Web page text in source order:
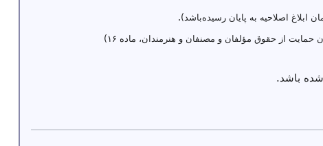
ابلاغ اصلاحیه به پایان رسیده‌باشد).
حمایت از حقوق مؤلفان و مصنفان و هنرمندان، ماده ۱۶)
باشد.